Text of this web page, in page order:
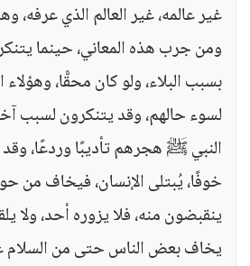
غير عالمه، غير العالم الذي عرفه،
ومن جرب هذه المعاني، حينما
بسبب البلاء، ولو كان محقًّا،
لسوء حالهم، وقد يتنكرون لسبب
النبي ﷺ هجرهم تأديبًا وردعًا، وقد
خوفًا، يُبتلى الإنسان، فيخاف من
ينقبضون منه، فلا يزوره أحد، ولا
يخاف بعض الناس حتى من السلام